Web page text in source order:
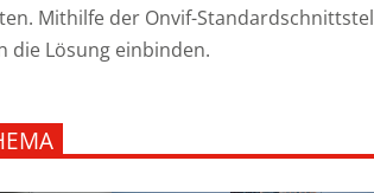
Mithilfe der Onvif-
die Lösung einbinden.